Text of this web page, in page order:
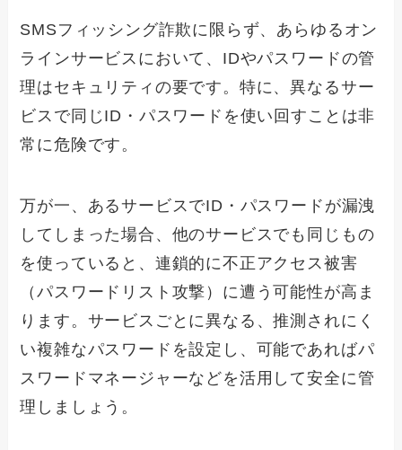
SMSフィッシング詐欺に限らず、あらゆるオン
ラインサービスにおいて、IDやパスワードの管
理はセキュリティの要です。特に、異なるサー
ビスで同じID・パスワードを使い回すことは非
常に危険です。
万が一、あるサービスでID・パスワードが漏洩
してしまった場合、他のサービスでも同じもの
を使っていると、連鎖的に不正アクセス被害
（パスワードリスト攻撃）に遭う可能性が高ま
ります。サービスごとに異なる、推測されにく
い複雑なパスワードを設定し、可能であればパ
スワードマネージャーなどを活用して安全に管
理しましょう。